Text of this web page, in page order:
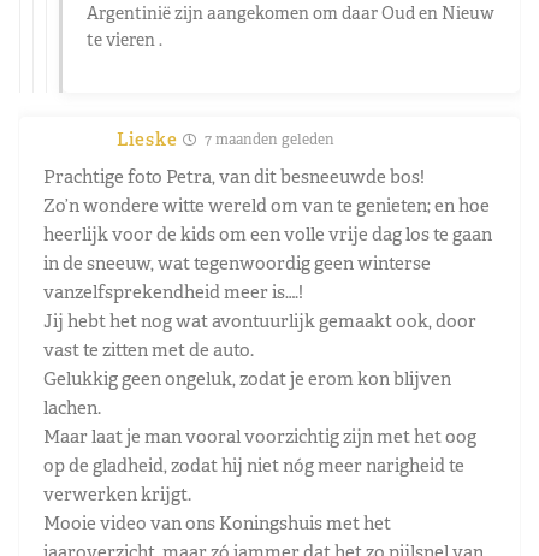
Argentinië zijn aangekomen om daar Oud en Nieuw
te vieren .
Lieske 7 maanden geleden
Prachtige foto Petra, van dit besneeuwde bos!
Zo’n wondere witte wereld om van te genieten; en hoe
heerlijk voor de kids om een volle vrije dag los te gaan
in de sneeuw, wat tegenwoordig geen winterse
vanzelfsprekendheid meer is….!
Jij hebt het nog wat avontuurlijk gemaakt ook, door
vast te zitten met de auto.
Gelukkig geen ongeluk, zodat je erom kon blijven
lachen.
Maar laat je man vooral voorzichtig zijn met het oog
op de gladheid, zodat hij niet nóg meer narigheid te
verwerken krijgt.
Mooie video van ons Koningshuis met het